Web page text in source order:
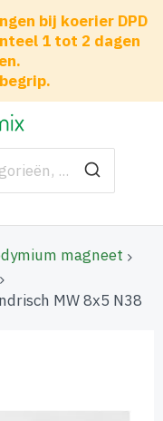
bij koerier DPD
1 tot 2 dagen
magneet
MW 8x5 N38